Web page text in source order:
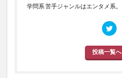
学問系 苦手ジャンルはエンタメ系。
投稿一覧へ